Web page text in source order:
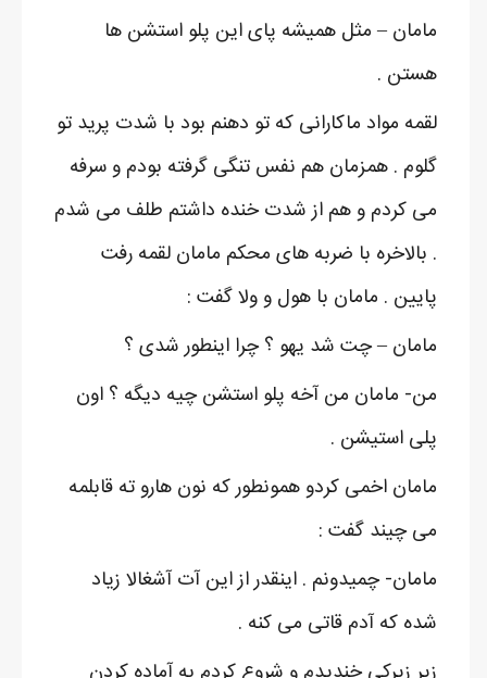
مامان – مثل همیشه پای این پلو استشن ها
هستن .
لقمه مواد ماکارانی که تو دهنم بود با شدت پرید تو
گلوم . همزمان هم نفس تنگی گرفته بودم و سرفه
می کردم و هم از شدت خنده داشتم طلف می شدم
. بالاخره با ضربه های محکم مامان لقمه رفت
پایین . مامان با هول و ولا گفت :
مامان – چت شد یهو ؟ چرا اینطور شدی ؟
من- مامان من آخه پلو استشن چیه دیگه ؟ اون
پلی استیشن .
مامان اخمی کردو همونطور که نون هارو ته قابلمه
می چیند گفت :
مامان- چمیدونم . اینقدر از این آت آشغالا زیاد
شده که آدم قاتی می کنه .